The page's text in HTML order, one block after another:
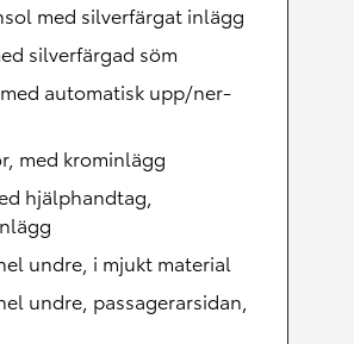
med silverfärgat inlägg
silverfärgad söm
automatisk upp/ner-
med krominlägg
hjälphandtag,
undre, i mjukt material
undre, passagerarsidan,